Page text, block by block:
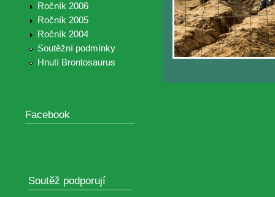
Ročník 2006
Ročník 2005
Ročník 2004
Soutěžní podmínky
Hnutí Brontosaurus
Facebook
Soutěž podporují